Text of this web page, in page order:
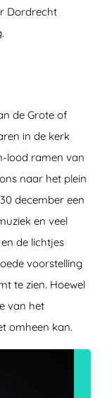
Dordrecht
de Grote of
in de kerk
lood ramen van
naar het plein
december een
en veel
de lichtjes
voorstelling
te zien. Hoewel
van het
omheen kan.